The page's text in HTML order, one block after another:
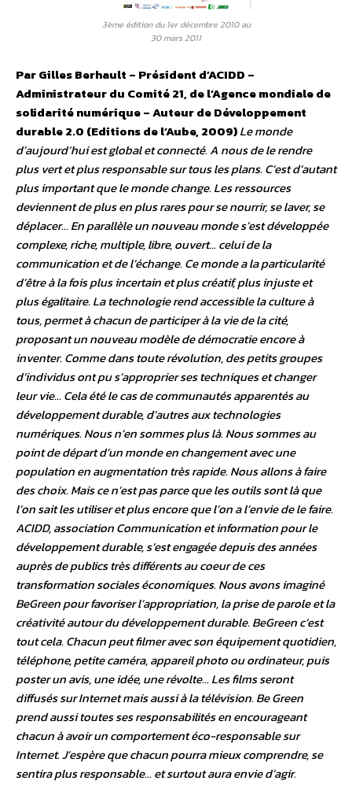
3ème édition du 1er décembre 2010 au
30 mars 2011
Par Gilles Berhault – Président d’ACIDD –
Administrateur du Comité 21, de l’Agence mondiale de
solidarité numérique – Auteur de Développement
durable 2.0 (Editions de l’Aube, 2009)Le monde
d’aujourd’hui est global et connecté. A nous de le rendre
plus vert et plus responsable sur tous les plans. C’est d’autant
plus important que le monde change. Les ressources
deviennent de plus en plus rares pour se nourrir, se laver, se
déplacer… En parallèle un nouveau monde s’est développée
complexe, riche, multiple, libre, ouvert… celui de la
communication et de l’échange. Ce monde a la particularité
d’être à la fois plus incertain et plus créatif, plus injuste et
plus égalitaire. La technologie rend accessible la culture à
tous, permet à chacun de participer à la vie de la cité,
proposant un nouveau modèle de démocratie encore à
inventer. Comme dans toute révolution, des petits groupes
d’individus ont pu s’approprier ses techniques et changer
leur vie… Cela été le cas de communautés apparentés au
développement durable, d’autres aux technologies
numériques. Nous n’en sommes plus là. Nous sommes au
point de départ d’un monde en changement avec une
population en augmentation très rapide. Nous allons à faire
des choix. Mais ce n’est pas parce que les outils sont là que
l’on sait les utiliser et plus encore que l’on a l’envie de le faire.
ACIDD, association Communication et information pour le
développement durable, s’est engagée depuis des années
auprès de publics très différents au coeur de ces
transformation sociales économiques. Nous avons imaginé
BeGreen pour favoriser l’appropriation, la prise de parole et la
créativité autour du développement durable. BeGreen c’est
tout cela. Chacun peut filmer avec son équipement quotidien,
téléphone, petite caméra, appareil photo ou ordinateur, puis
poster un avis, une idée, une révolte… Les films seront
diffusés sur Internet mais aussi à la télévision. Be Green
prend aussi toutes ses responsabilités en encourageant
chacun à avoir un comportement éco-responsable sur
Internet. J’espère que chacun pourra mieux comprendre, se
sentira plus responsable… et surtout aura envie d’agir.